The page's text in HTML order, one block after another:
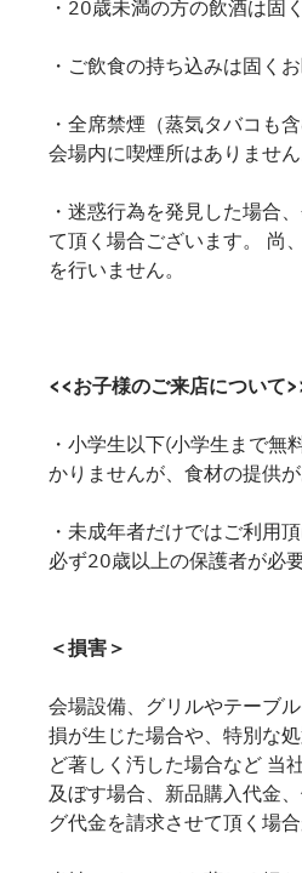
・20歳未満の方の飲酒は固
・ご飲食の持ち込みは固くお
・全席禁煙（蒸気タバコも
会場内に喫煙所はありません
・迷惑行為を発見した場合
て頂く場合ございます。 尚
を行いません。
<<お子様のご来店について
・小学生以下(小学生まで無
かりませんが、食材の提供が
・未成年者だけではご利用
必ず20歳以上の保護者が必
＜損害＞
会場設備、グリルやテーブ
損が生じた場合や、特別な
ど著しく汚した場合など 当
及ぼす場合、新品購入代金
グ代金を請求させて頂く場合